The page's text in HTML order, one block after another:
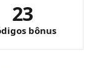
23
bônus